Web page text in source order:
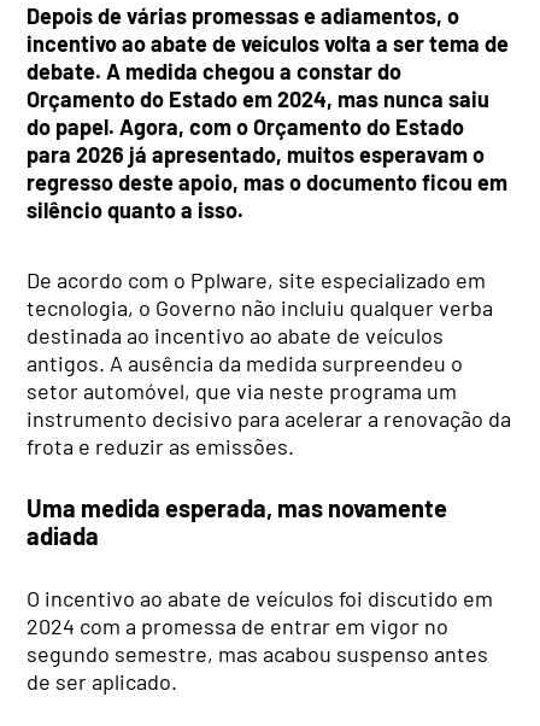
Depois de várias promessas e adiamentos, o
incentivo ao abate de veículos volta a ser tema de
debate. A medida chegou a constar do
Orçamento do Estado em 2024, mas nunca saiu
do papel. Agora, com o Orçamento do Estado
para 2026 já apresentado, muitos esperavam o
regresso deste apoio, mas o documento ficou em
silêncio quanto a isso.
De acordo com o Pplware, site especializado em
tecnologia, o Governo não incluiu qualquer verba
destinada ao incentivo ao abate de veículos
antigos. A ausência da medida surpreendeu o
setor automóvel, que via neste programa um
instrumento decisivo para acelerar a renovação da
frota e reduzir as emissões.
Uma medida esperada, mas novamente
adiada
O incentivo ao abate de veículos foi discutido em
2024 com a promessa de entrar em vigor no
segundo semestre, mas acabou suspenso antes
de ser aplicado.